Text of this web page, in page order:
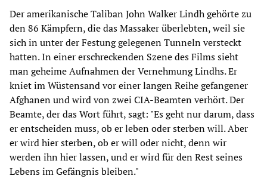
Der amerikanische Taliban John Walker Lindh gehörte zu
den 86 Kämpfern, die das Massaker überlebten, weil sie
sich in unter der Festung gelegenen Tunneln versteckt
hatten. In einer erschreckenden Szene des Films sieht
man geheime Aufnahmen der Vernehmung Lindhs. Er
kniet im Wüstensand vor einer langen Reihe gefangener
Afghanen und wird von zwei CIA-Beamten verhört. Der
Beamte, der das Wort führt, sagt: "Es geht nur darum, dass
er entscheiden muss, ob er leben oder sterben will. Aber
er wird hier sterben, ob er will oder nicht, denn wir
werden ihn hier lassen, und er wird für den Rest seines
Lebens im Gefängnis bleiben."